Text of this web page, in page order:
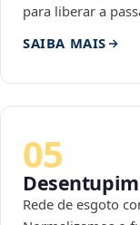
para liberar a
SAIBA MAIS
05
Rede de esgoto